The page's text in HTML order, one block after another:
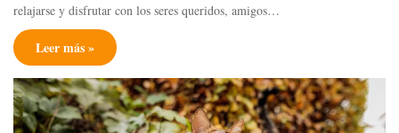
relajarse y disfrutar con los seres queridos, amigos…
Leer más »